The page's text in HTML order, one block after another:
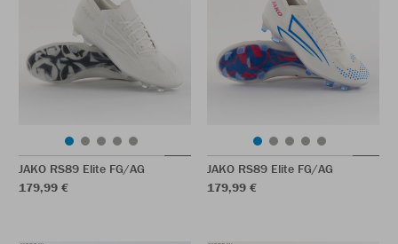
JAKO RS89 Elite FG/AG
179,99 €
JAKO RS89 Elite FG/AG
179,99 €